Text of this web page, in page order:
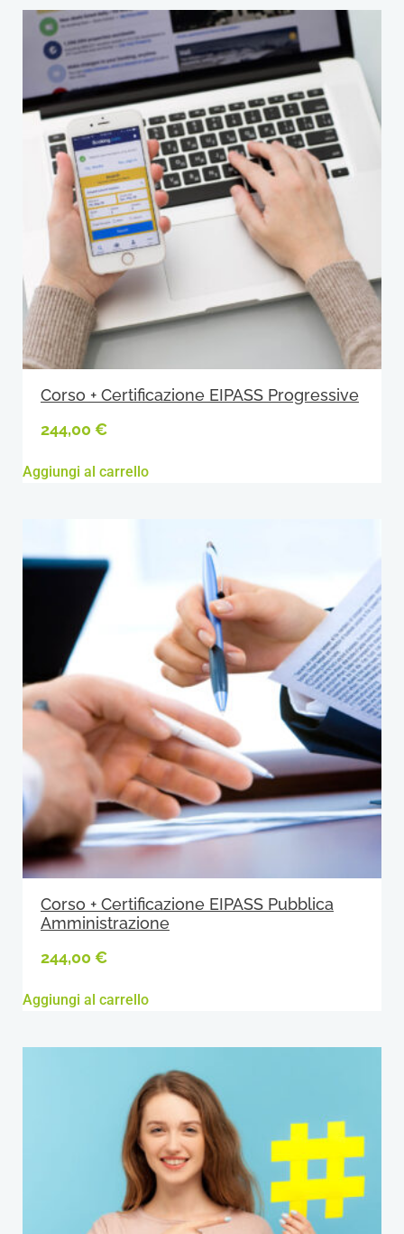
Corso + Certificazione EIPASS Progressive
244,00 €
Aggiungi al carrello
Corso + Certificazione EIPASS Pubblica
Amministrazione
244,00 €
Aggiungi al carrello